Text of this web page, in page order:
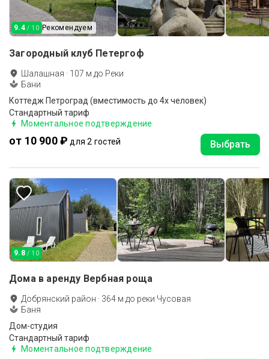
9.4 / 10 Рекомендуем
Загородный клуб Петергоф
Шалашная · 107 м до Реки
Бани
Коттедж Петроград (вместимость до 4х человек)
Стандартный тариф
Моментальное подтверждение
от 10 900 ₽ для 2 гостей Выбрать
9.8 / 10
Дома в аренду Вербная роща
Добрянский район · 364 м до реки Чусовая
Баня
Дом-студия
Стандартный тариф
Моментальное подтверждение